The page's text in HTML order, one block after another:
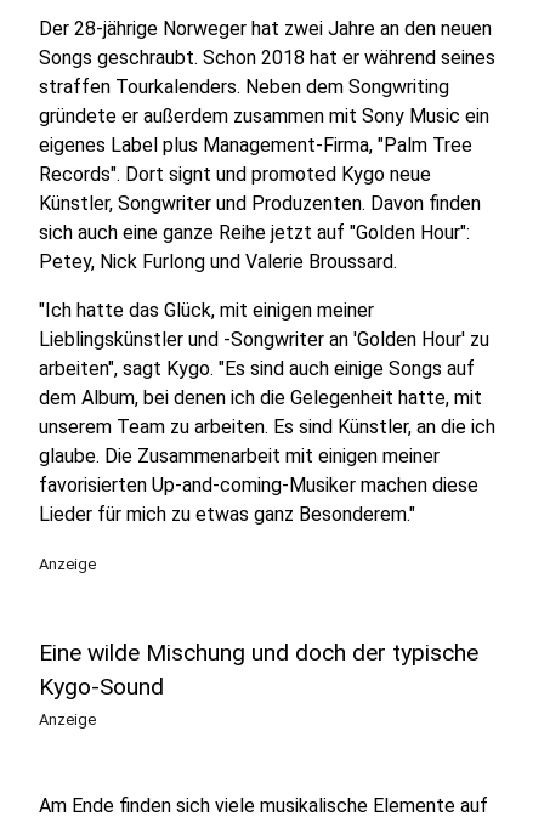
Der 28-jährige Norweger hat zwei Jahre an den neuen
Songs geschraubt. Schon 2018 hat er während seines
straffen Tourkalenders. Neben dem Songwriting
gründete er außerdem zusammen mit Sony Music ein
eigenes Label plus Management-Firma, "Palm Tree
Records". Dort signt und promoted Kygo neue
Künstler, Songwriter und Produzenten. Davon finden
sich auch eine ganze Reihe jetzt auf "Golden Hour":
Petey, Nick Furlong und Valerie Broussard.
"Ich hatte das Glück, mit einigen meiner
Lieblingskünstler und -Songwriter an 'Golden Hour' zu
arbeiten", sagt Kygo. "Es sind auch einige Songs auf
dem Album, bei denen ich die Gelegenheit hatte, mit
unserem Team zu arbeiten. Es sind Künstler, an die ich
glaube. Die Zusammenarbeit mit einigen meiner
favorisierten Up-and-coming-Musiker machen diese
Lieder für mich zu etwas ganz Besonderem."
Anzeige
Eine wilde Mischung und doch der typische
Kygo-Sound
Anzeige
Am Ende finden sich viele musikalische Elemente auf